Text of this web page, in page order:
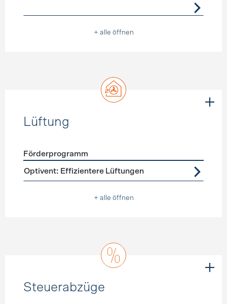
+ alle öffnen
Lüftung
Förderprogramme Lüftung
Förderprogramm
Optivent: Effizientere Lüftungen
+ alle öffnen
Steuerabzüge